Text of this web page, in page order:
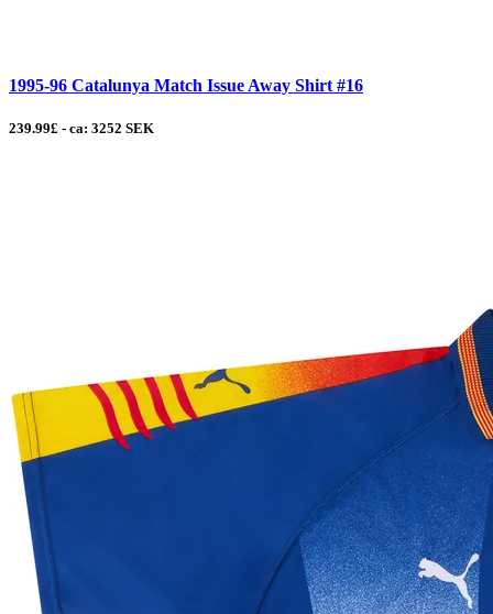
1995-96 Catalunya Match Issue Away Shirt #16
239.99£ - ca: 3252 SEK